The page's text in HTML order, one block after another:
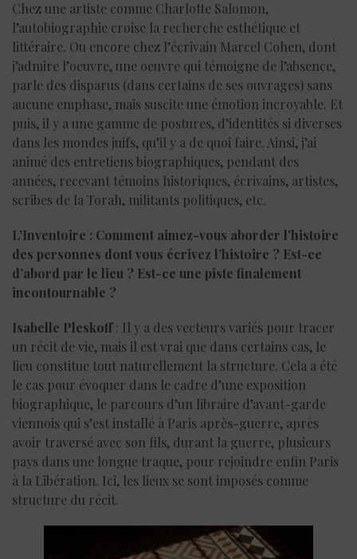
Chez une artiste comme Charlotte Salomon,
l’autobiographie croise la recherche esthétique et
littéraire. Ou encore chez l’écrivain Marcel Cohen, dont
j’admire l’oeuvre, une oeuvre qui témoigne de l’absence,
parle des disparus (dans certains de ses ouvrages) sans
aucune emphase, mais suscite une émotion incroyable. Et
puis, il y a une gamme de postures, d’identités si diverses
dans les mondes juifs, qu’il y a de quoi faire. Ainsi, j’ai
animé des entretiens biographiques, pendant des
années, recevant témoins historiques, écrivains, artistes,
scribes de la Torah, militants politiques, etc.
L’Inventoire : Comment aimez-vous aborder l’histoire
des personnes dont vous écrivez l’histoire ? Est-ce
d’abord par le lieu ? Est-ce une piste finalement
incontournable ?
Isabelle Pleskoff: Il y a des vecteurs variés pour tracer
un récit de vie, mais il est vrai que dans certains cas, le
lieu constitue tout naturellement la structure. Cela a été
le cas pour évoquer dans le cadre d’une exposition
biographique, le parcours d’un libraire d’avant-garde
viennois qui s’est installé à Paris après-guerre, après
avoir traversé avec son fils, durant la guerre, plusieurs
pays dans une longue traque, pour rejoindre enfin Paris
à la Libération. Ici, les lieux se sont imposés comme
structure du récit.